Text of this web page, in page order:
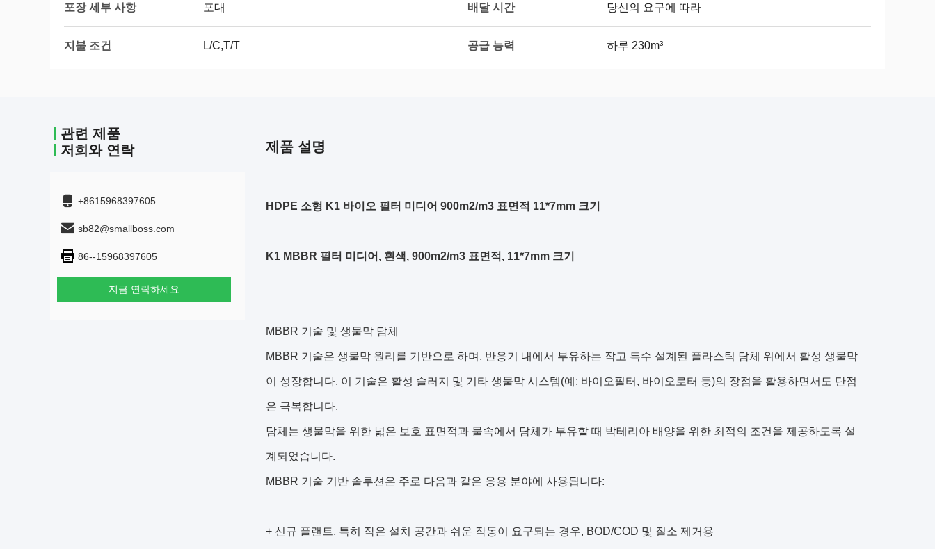
포장 세부 사항 포대 배달 시간 당신의 요구에 따라
지불 조건 L/C,T/T 공급 능력 하루 230m³
관련 제품
저희와 연락
+8615968397605
sb82@smallboss.com
86--15968397605
지금 연락하세요
제품 설명
HDPE 소형 K1 바이오 필터 미디어 900m2/m3 표면적 11*7mm 크기
K1 MBBR 필터 미디어, 흰색, 900m2/m3 표면적, 11*7mm 크기
MBBR 기술 및 생물막 담체
MBBR 기술은 생물막 원리를 기반으로 하며, 반응기 내에서 부유하는 작고 특수 설계된 플라스틱 담체 위에서 활성 생물막
이 성장합니다. 이 기술은 활성 슬러지 및 기타 생물막 시스템(예: 바이오필터, 바이오로터 등)의 장점을 활용하면서도 단점
은 극복합니다.
담체는 생물막을 위한 넓은 보호 표면적과 물속에서 담체가 부유할 때 박테리아 배양을 위한 최적의 조건을 제공하도록 설
계되었습니다.
MBBR 기술 기반 솔루션은 주로 다음과 같은 응용 분야에 사용됩니다:
+ 신규 플랜트, 특히 작은 설치 공간과 쉬운 작동이 요구되는 경우, BOD/COD 및 질소 제거용